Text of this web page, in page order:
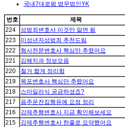
국내7대로펌 법무법인YK
번호 제목
224
성범죄변호사 이것만 알면 됨
223
미성년자성범죄 추천드림
222
형사전문변호사 핵심만 추렸어요
221
김해치과 정보모음
220
철거 짧게 정리함
219
목포변호사 핵심만 추렸어요
218
스마일라식 궁금하셨죠?
217
음주운전집행유예 요점 정리
216
강제추행변호사 지금 확인해보세요
215
강제추행변호사 한줄로 요약했어요